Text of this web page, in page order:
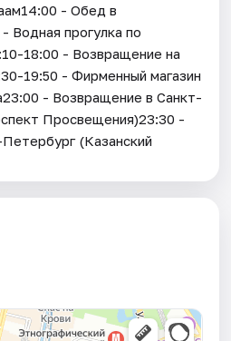
- Обед в
Водная прогулка по
18:00 - Возвращение на
19:50 - Фирменный магазин
- Возвращение в Санкт-
Просвещения)23:30 -
(Казанский